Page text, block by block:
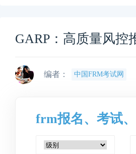
GARP：高质量风控
编者： 中国FRM考试网
frm报名、考试